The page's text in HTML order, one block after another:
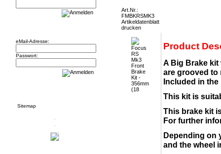
eMail-Adresse:
Passwort:
Sitemap
Art.Nr.:
FMBKRSMK3
Artikeldatenblatt
drucken
Product
A Big Brake kit
are grooved to
Included in
This kit is
This brake kit
For further
Depending on
and the wheel